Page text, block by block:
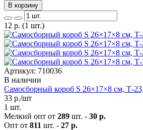
В корзину
12 р. (1 шт.)
Артикул: 710036
В наличии
Самосборный короб S 26×17×8 см, Т-
33 р./шт
1 шт.
Мелкий опт от 289 шт. - 30 р.
Опт от 811 шт. - 27 р.